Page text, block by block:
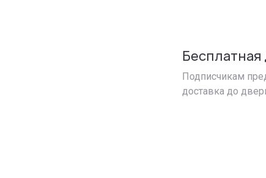
Бесплатная
Подписчикам
доставка до